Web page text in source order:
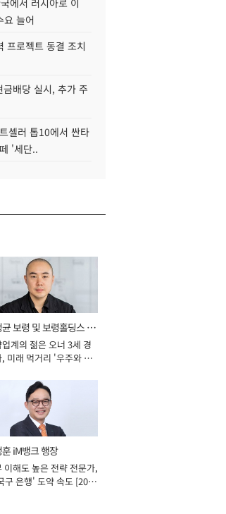
에서 러시아로 이
늘어
프로젝트 동결 조치
배당 실시, 추가 주
셀러 톱10에서 싼타
'세단..
균 보령 및 보령홀딩스 대
사장
계의 젊은 오너 3세 경
미래 먹거리 '우주와 헬
훈 iM뱅크 행장
이해도 높은 전략 전문가,
구 은행' 도약 속도 [2026